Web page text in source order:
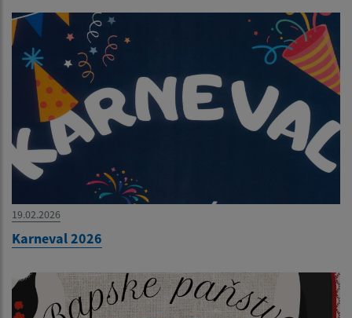
19.02.2026
Karneval 2026